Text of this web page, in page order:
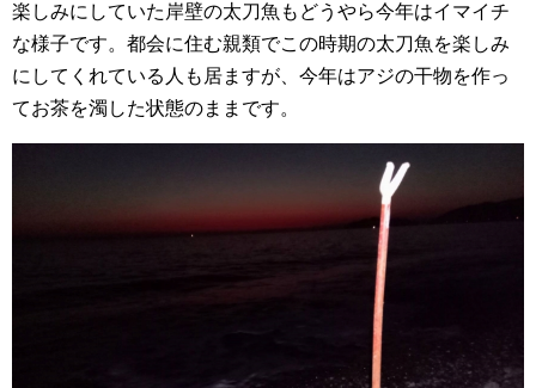
楽しみにしていた岸壁の太刀魚もどうやら今年はイマイチ
な様子です。都会に住む親類でこの時期の太刀魚を楽しみ
にしてくれている人も居ますが、今年はアジの干物を作っ
てお茶を濁した状態のままです。